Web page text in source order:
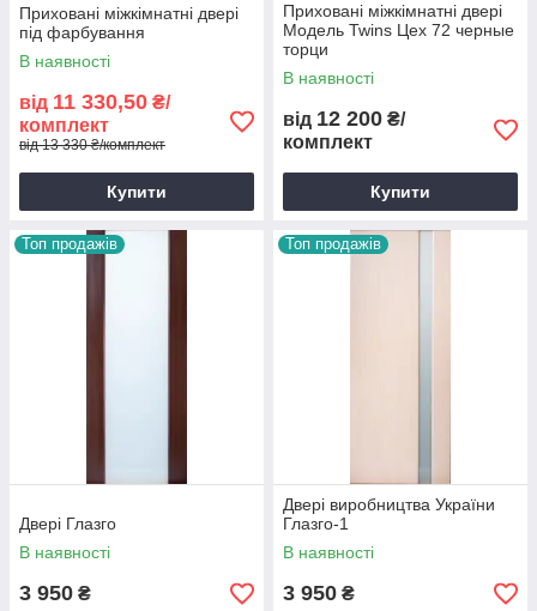
Приховані міжкімнатні двері
під фарбування
В наявності
від 11 330,50 ₴/
комплект
від 13 330 ₴/комплект
Купити
Приховані міжкімнатні двері
Модель Twins Цех 72 черные
торци
В наявності
від 12 200 ₴/
комплект
Купити
Топ продажів
Двері Глазго
В наявності
3 950 ₴
Топ продажів
Двері виробництва України
Глазго-1
В наявності
3 950 ₴